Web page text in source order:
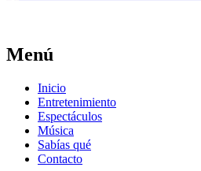
Menú
Inicio
Entretenimiento
Espectáculos
Música
Sabías qué
Contacto